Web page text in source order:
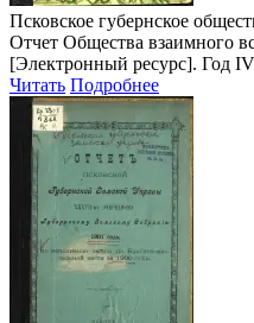
Псковское губернское
Отчет Общества взаимного
[Электронный ресурс]. Год
Читать Подробнее